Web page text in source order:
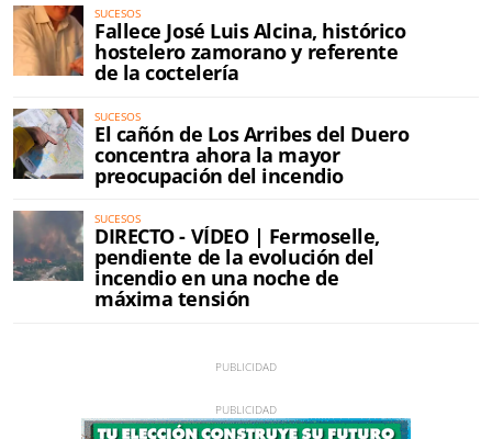
SUCESOS
Fallece José Luis Alcina, histórico
hostelero zamorano y referente
de la coctelería
SUCESOS
El cañón de Los Arribes del Duero
concentra ahora la mayor
preocupación del incendio
SUCESOS
DIRECTO - VÍDEO | Fermoselle,
pendiente de la evolución del
incendio en una noche de
máxima tensión